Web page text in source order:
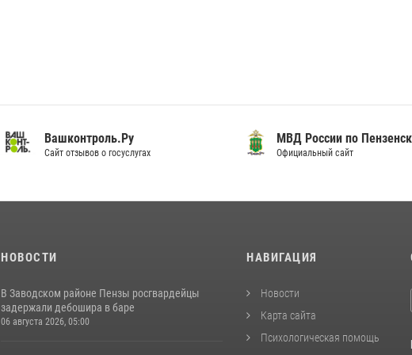
Вашконтроль.Ру
Сайт отзывов о госуслугах
МВД России по
Официальный сайт
НОВОСТИ
В Заводском районе Пензы росгвардейцы
задержали дебошира в баре
06 августа 2026, 05:00
НАВИГАЦИЯ
Новости
Карта сайта
Психологическая помощь